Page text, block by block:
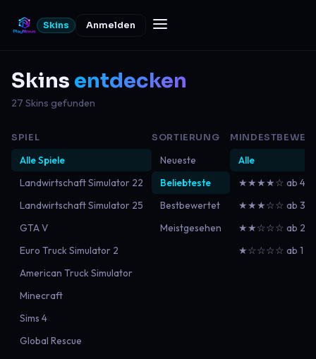
Skins Anmelden
Skins entdecken
27 Skins gefunden
SPIEL
Alle Spiele
Landwirtschaft Simulator 22
Landwirtschaft Simulator 25
GTA V
Euro Truck Simulator 2
American Truck Simulator
Minecraft
Sims 4
Global Rescue
SORTIERUNG
Neueste
Beliebteste
Bestbewertet
Meistgesehen
Alle
★★★★☆ ab 4
★★★☆☆ ab 3
★★☆☆☆ ab 2
★☆☆☆☆ ab 1